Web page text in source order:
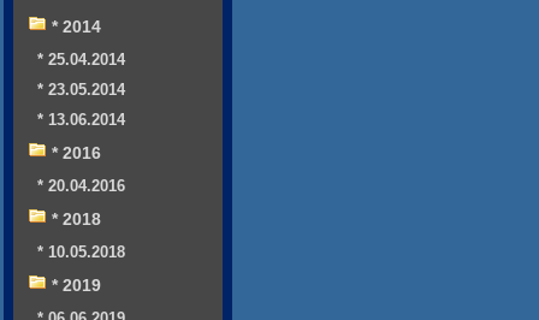
* 2014
* 25.04.2014
* 23.05.2014
* 13.06.2014
* 2016
* 20.04.2016
* 2018
* 10.05.2018
* 2019